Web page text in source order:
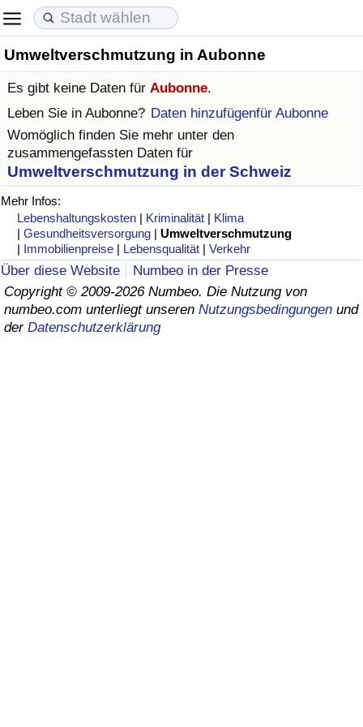
Umweltverschmutzung in Aubonne
Es gibt keine Daten für Aubonne.
Leben Sie in Aubonne? Daten hinzufügenfür Aubonne
Womöglich finden Sie mehr unter den
zusammengefassten Daten für
Umweltverschmutzung in der Schweiz
Mehr Infos:
Lebenshaltungskosten | Kriminalität | Klima
|Gesundheitsversorgung |Umweltverschmutzung
| Immobilienpreise | Lebensqualität |Verkehr
Über diese Website
Numbeo in der Presse
Copyright © 2009-2026 Numbeo. Die Nutzung von
numbeo.com unterliegt unseren Nutzungsbedingungen und
der Datenschutzerklärung
Lebenshaltungskosten
Lebenshaltungskosten-Index
Lebenshaltungskosten-Index nach Land
in Akaba
Immobilienpreise
Immobilienpreis-Index
Immobilienpreis-Index nach Land
Lebensqualität
Lebensqualität-Index (aktuell)
Lebensqualitätsindex nach Land
Kriminalität
Kriminalitäts-Index (aktuell)
Kriminalitäts-Index